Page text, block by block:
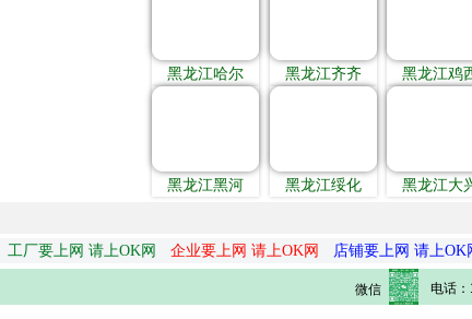
黑龙江哈尔 黑龙江齐齐 黑龙江鸡
黑龙江黑河 黑龙江绥化 黑龙江大
工厂要上网 请上OK网
企业要上网 请上OK网 店铺要上网 请上OK
微信 电话